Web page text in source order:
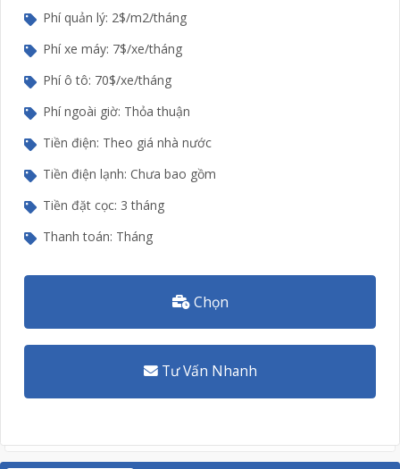
Phí quản lý: 2$/m2/tháng
Phí xe máy: 7$/xe/tháng
Phí ô tô: 70$/xe/tháng
Phí ngoài giờ: Thỏa thuận
Tiền điện: Theo giá nhà nước
Tiền điện lạnh: Chưa bao gồm
Tiền đặt cọc: 3 tháng
Thanh toán: Tháng
Chọn
Tư Vấn Nhanh